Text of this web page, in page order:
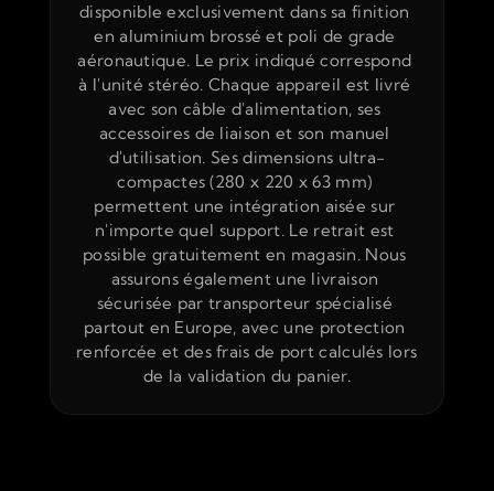
disponible exclusivement dans sa finition
en aluminium brossé et poli de grade
aéronautique. Le prix indiqué correspond
à l'unité stéréo. Chaque appareil est livré
avec son câble d'alimentation, ses
accessoires de liaison et son manuel
d'utilisation. Ses dimensions ultra-
compactes (280 x 220 x 63 mm)
permettent une intégration aisée sur
n'importe quel support. Le retrait est
possible gratuitement en magasin. Nous
assurons également une livraison
sécurisée par transporteur spécialisé
partout en Europe, avec une protection
renforcée et des frais de port calculés lors
de la validation du panier.